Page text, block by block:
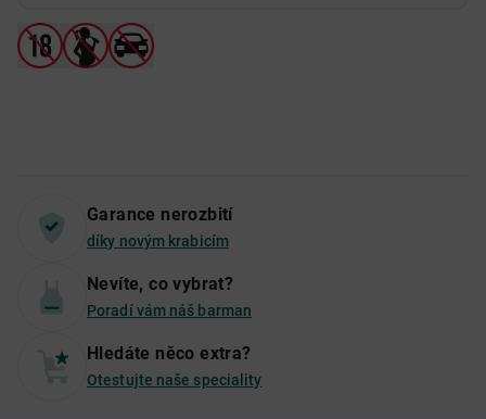
Garance nerozbití
díky novým krabicím
Nevíte, co vybrat?
Poradí vám náš barman
Hledáte něco extra?
Otestujte naše speciality